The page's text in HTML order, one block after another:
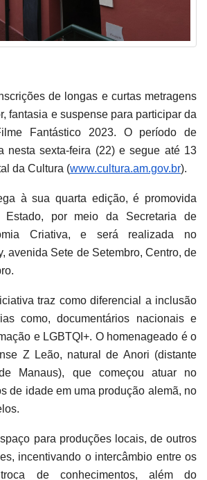
de longas e curtas metragens
fantasia e suspense para participar da
Fantástico 2023. O período de
nesta sexta-feira (22) e segue até 13
da Cultura (www.cultura.am.gov.br).
à sua quarta edição, é promovida
Estado, por meio da Secretaria de
Criativa, e será realizada no
avenida Sete de Setembro, Centro, de
traz como diferencial a inclusão
como, documentários nacionais e
e LGBTQI+. O homenageado é o
Z Leão, natural de Anori (distante
Manaus), que começou atuar no
de idade em uma produção alemã, no
para produções locais, de outros
incentivando o intercâmbio entre os
de conhecimentos, além do